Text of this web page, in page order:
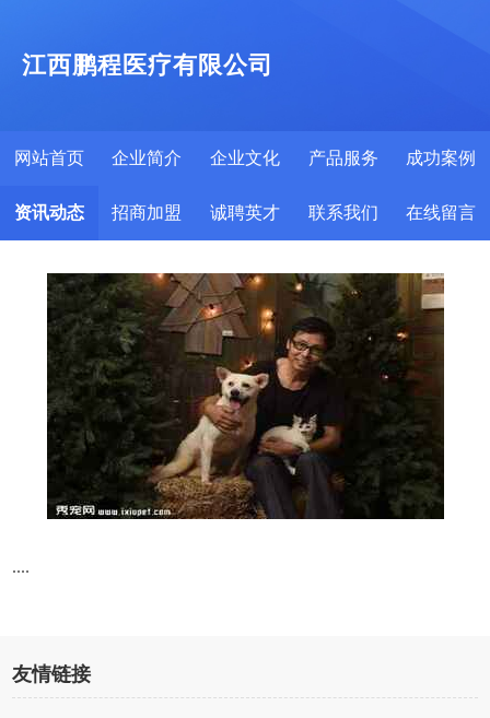
江西鹏程医疗有限公司
网站首页 企业简介 企业文化 产品服务 成功案例
资讯动态 招商加盟 诚聘英才 联系我们 在线留言
....
友情链接